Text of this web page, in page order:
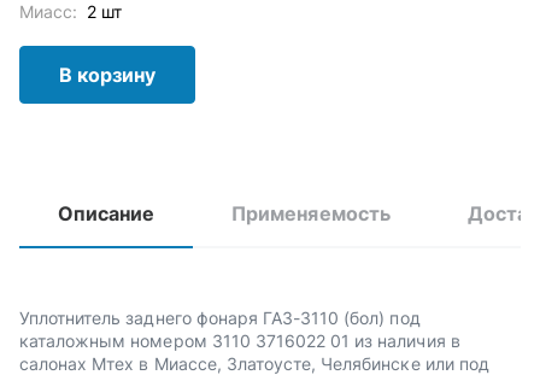
Миасс: 2 шт
В корзину
Описание Применяемость
Уплотнитель заднего фонаря ГАЗ-3110 (бол) под
каталожным номером 3110 3716022 01 из наличия в
салонах Мтех в Миассе, Златоусте, Челябинске или под